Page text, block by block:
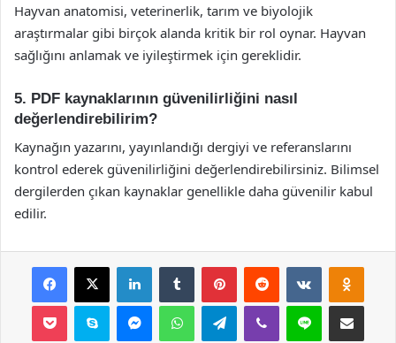
Hayvan anatomisi, veterinerlik, tarım ve biyolojik
araştırmalar gibi birçok alanda kritik bir rol oynar. Hayvan
sağlığını anlamak ve iyileştirmek için gereklidir.
5. PDF kaynaklarının güvenilirliğini nasıl
değerlendirebilirim?
Kaynağın yazarını, yayınlandığı dergiyi ve referanslarını
kontrol ederek güvenilirliğini değerlendirebilirsiniz. Bilimsel
dergilerden çıkan kaynaklar genellikle daha güvenilir kabul
edilir.
Facebook
X LinkedInTumblr PinterestReddit VKontakte
Pocket Skype MessengerWhatsAppTelegramViber Line E-Posta ile